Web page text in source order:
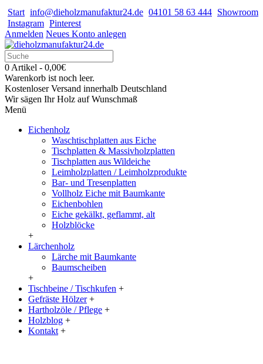
Start info@dieholzmanufaktur24.de 04101 58 63 444 Showroom
Instagram Pinterest
Anmelden Neues Konto anlegen
0 Artikel - 0,00€
Warenkorb ist noch leer.
Kostenloser Versand innerhalb Deutschland
Wir sägen Ihr Holz auf Wunschmaß
Menü
Eichenholz
Waschtischplatten aus Eiche
Tischplatten & Massivholzplatten
Tischplatten aus Wildeiche
Leimholzplatten / Leimholzprodukte
Bar- und Tresenplatten
Vollholz Eiche mit Baumkante
Eichenbohlen
Eiche gekälkt, geflammt, alt
Holzblöcke
+
Lärchenholz
Lärche mit Baumkante
Baumscheiben
+
Tischbeine / Tischkufen +
Gefräste Hölzer +
Hartholzöle / Pflege +
Holzblog +
Kontakt +